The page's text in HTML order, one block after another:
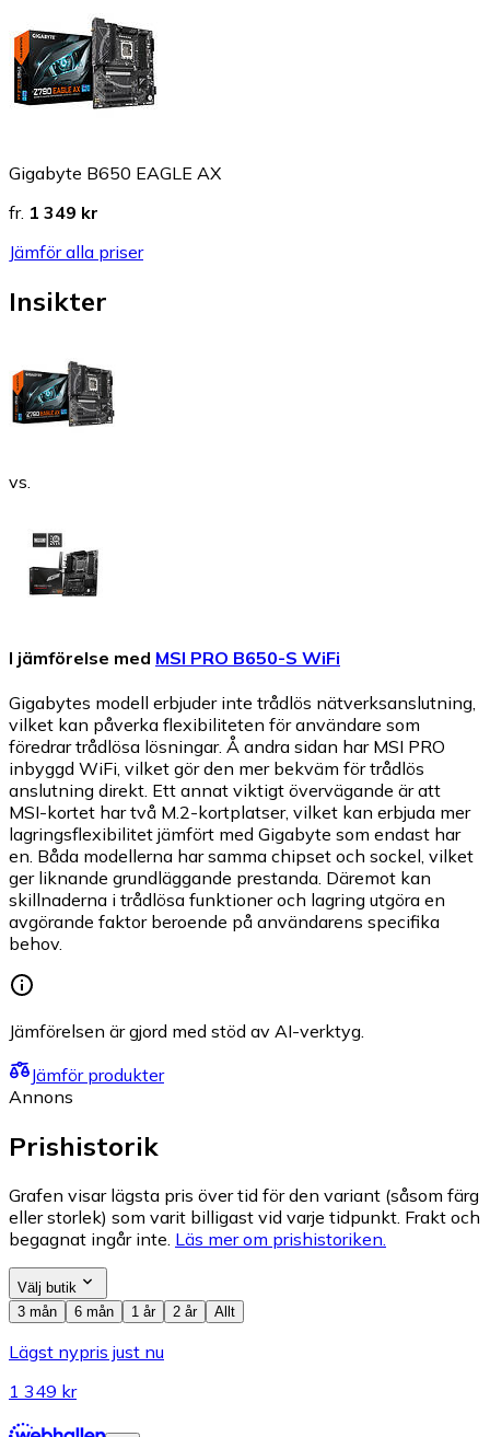
Gigabyte B650 EAGLE AX
fr. 1 349 kr
Jämför alla priser
Insikter
vs.
I jämförelse med MSI PRO B650-S WiFi
Gigabytes modell erbjuder inte trådlös nätverksanslutning,
vilket kan påverka flexibiliteten för användare som
föredrar trådlösa lösningar. Å andra sidan har MSI PRO
inbyggd WiFi, vilket gör den mer bekväm för trådlös
anslutning direkt. Ett annat viktigt övervägande är att
MSI-kortet har två M.2-kortplatser, vilket kan erbjuda mer
lagringsflexibilitet jämfört med Gigabyte som endast har
en. Båda modellerna har samma chipset och sockel, vilket
ger liknande grundläggande prestanda. Däremot kan
skillnaderna i trådlösa funktioner och lagring utgöra en
avgörande faktor beroende på användarens specifika
behov.
Jämförelsen är gjord med stöd av AI-verktyg.
Jämför produkter
Annons
Prishistorik
Grafen visar lägsta pris över tid för den variant (såsom färg
eller storlek) som varit billigast vid varje tidpunkt. Frakt och
begagnat ingår inte. Läs mer om prishistoriken.
Välj butik
3 mån
6 mån 1 år 2 år Allt
Lägst nypris just nu
1 349 kr